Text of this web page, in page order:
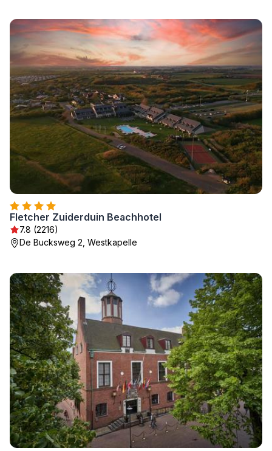
Fletcher Zuiderduin Beachhotel
7.8 (2216)
De Bucksweg 2, Westkapelle